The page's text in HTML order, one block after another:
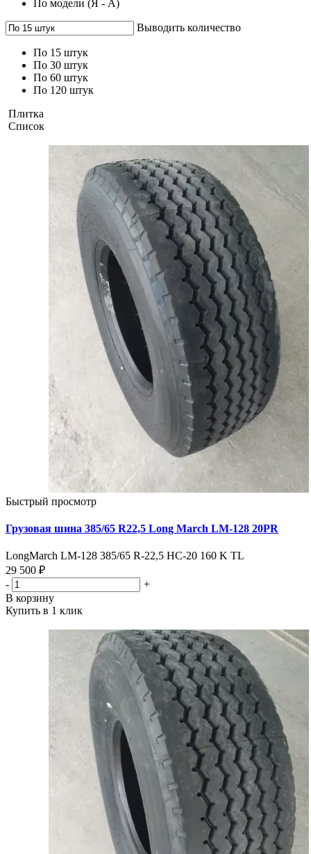
По модели (Я - A)
Выводить количество
По 15 штук
По 30 штук
По 60 штук
По 120 штук
Плитка
Список
Быстрый просмотр
Грузовая шина 385/65 R22,5 Long March LM-128 20PR
LongMarch LM-128 385/65 R-22,5 НС-20 160 K TL
29 500 ₽
-
+
В корзину
Купить в 1 клик